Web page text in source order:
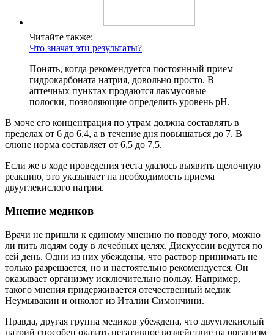
Читайте также:
Что значат эти результаты?
Понять, когда рекомендуется постоянный прием
гидрокарбоната натрия, довольно просто. В
аптечных пунктах продаются лакмусовые
полоски, позволяющие определить уровень рН.
В моче его концентрация по утрам должна составлять в
пределах от 6 до 6,4, а в течение дня повышаться до 7. В
слюне норма составляет от 6,5 до 7,5.
Если же в ходе проведения теста удалось выявить щелочную
реакцию, это указывает на необходимость приема
двууглекислого натрия.
Мнение медиков
Врачи не пришли к единому мнению по поводу того, можно
ли пить людям соду в лечебных целях. Дискуссии ведутся по
сей день. Одни из них убеждены, что раствор принимать не
только разрешается, но и настоятельно рекомендуется. Он
оказывает организму исключительно пользу. Например,
такого мнения придерживается отечественный медик
Неумывакин и онколог из Италии Симончини.
Правда, другая группа медиков убеждена, что двууглекислый
натрий способен оказать негативное воздействие на организм